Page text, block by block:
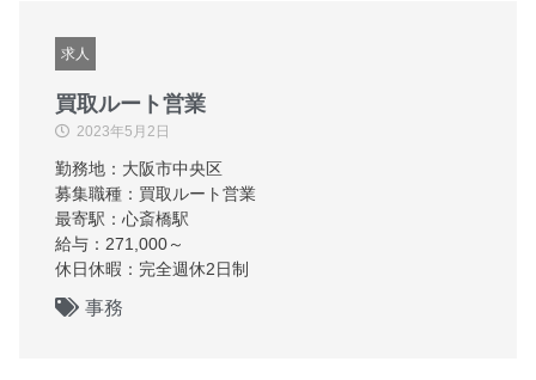
求人
買取ルート営業
2023年5月2日
勤務地：大阪市中央区
募集職種：買取ルート営業
最寄駅：心斎橋駅
給与：271,000～
休日休暇：完全週休2日制
事務